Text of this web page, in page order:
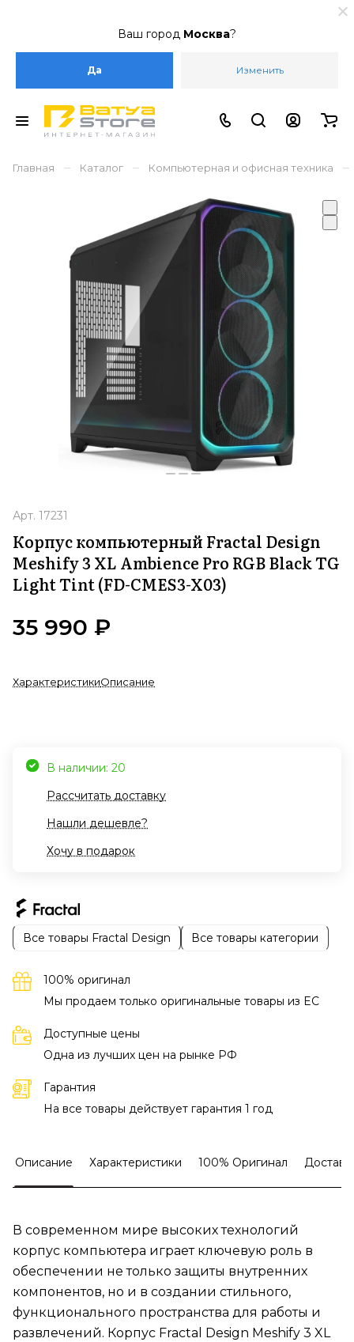
Ваш город Москва?
Да Изменить
Главная – Каталог – Компьютерная и офисная техника –
Арт. 17231
Корпус компьютерный Fractal Design
Meshify 3 XL Ambience Pro RGB Black TG
Light Tint (FD-CMES3-X03)
35 990 ₽
ХарактеристикиОписание
В наличии: 20
Рассчитать доставку
Нашли дешевле?
Хочу в подарок
Все товары Fractal Design Все товары категории
100% оригинал
Мы продаем только оригинальные товары из EC
Доступные цены
Одна из лучших цен на рынке РФ
Гарантия
На все товары действует гарантия 1 год
Описание Характеристики 100% Оригинал
В современном мире высоких технологий
корпус компьютера играет ключевую роль в
обеспечении не только защиты внутренних
компонентов, но и в создании стильного,
функционального пространства для работы и
развлечений. Корпус Fractal Design Meshify 3 XL